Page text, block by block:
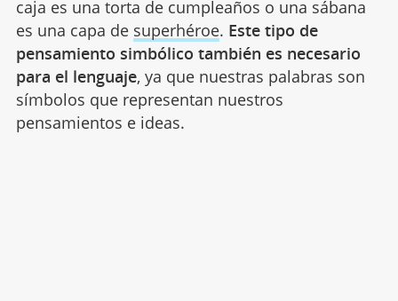
caja es una torta de cumpleaños o una sábana
es una capa de superhéroe. Este tipo de
pensamiento simbólico también es necesario
para el lenguaje, ya que nuestras palabras son
símbolos que representan nuestros
pensamientos e ideas.